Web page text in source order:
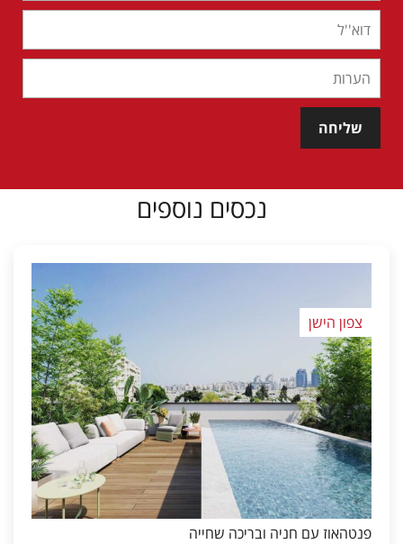
שליחה
נכסים נוספים
צפון הישן
פנטהאוז עם חניה ובריכה שחייה